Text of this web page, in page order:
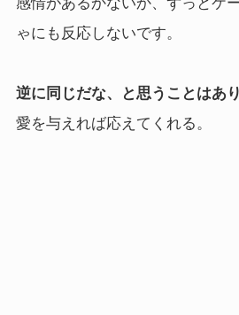
ゃにも反応しないです。
逆に同じだな、と思うことはあ
愛を与えれば応えてくれる。